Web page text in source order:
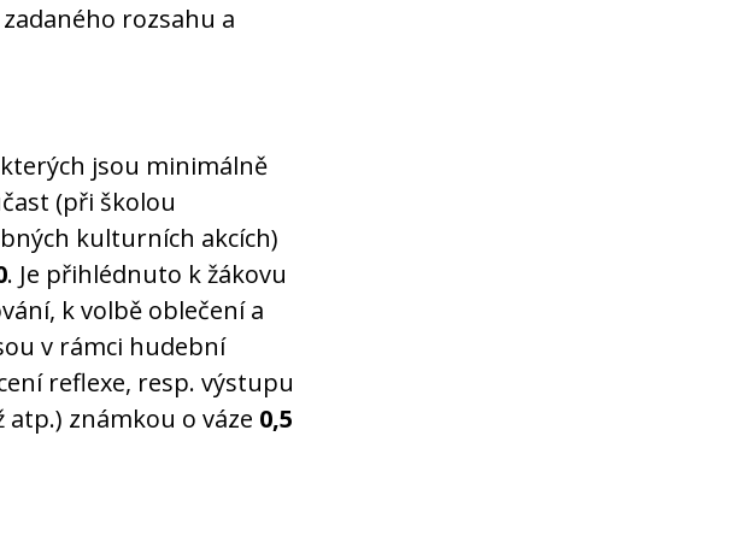
rozsahu a
jsou minimálně
(při školou
kulturních akcích)
. Je přihlédnuto k žákovu
k volbě oblečení a
v rámci hudební
reflexe, resp. výstupu
známkou o váze 0,5